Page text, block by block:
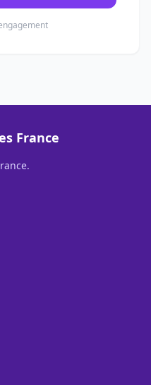
France